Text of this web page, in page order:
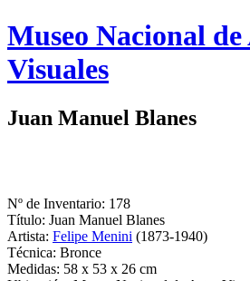
Logo
MNAV
Museo Nacional de
Visuales
Juan Manuel Blanes
Nº de Inventario: 178
Título: Juan Manuel Blanes
Artista: Felipe Menini (1873-1940)
Técnica: Bronce
Medidas: 58 x 53 x 26 cm